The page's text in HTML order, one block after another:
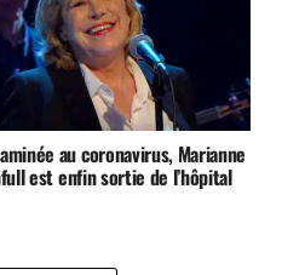
au coronavirus, Marianne
est enfin sortie de l’hôpital